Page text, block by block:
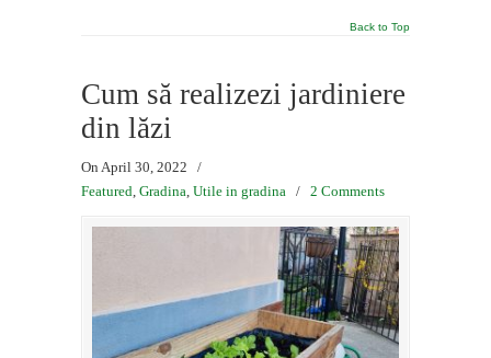
Back to Top
Cum să realizezi jardiniere
din lăzi
On April 30, 2022
/
Featured Gradina Utile in gradina / 2 Comments